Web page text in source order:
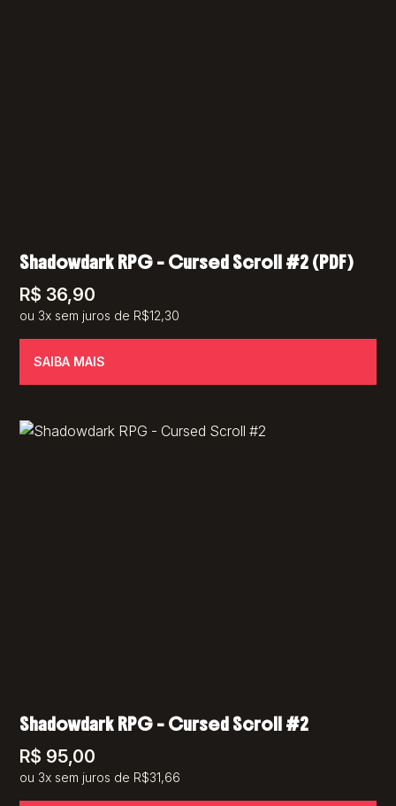
Shadowdark RPG – Cursed Scroll #2 (PDF)
R$ 36,90
ou 3x sem juros de R$12,30
SAIBA MAIS
Shadowdark RPG – Cursed Scroll #2
R$ 95,00
ou 3x sem juros de R$31,66